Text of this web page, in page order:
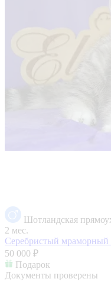
Шотландская
2 мес.
Серебристый мраморный
50 000 ₽
Подарок
Документы проверены